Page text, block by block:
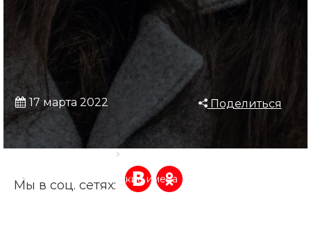
Женские бразильские имена
17 марта 2022 Поделиться
Мы в соц. сетях: